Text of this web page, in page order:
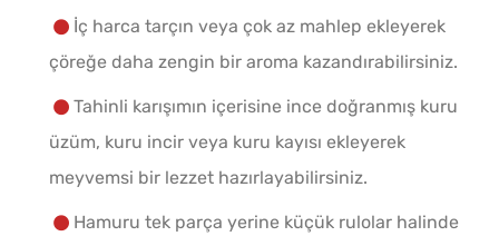
İç harca tarçın veya çok az mahlep ekleyerek
çöreğe daha zengin bir aroma kazandırabilirsiniz.
Tahinli karışımın içerisine ince doğranmış kuru
üzüm, kuru incir veya kuru kayısı ekleyerek
meyvemsi bir lezzet hazırlayabilirsiniz.
Hamuru tek parça yerine küçük rulolar halinde